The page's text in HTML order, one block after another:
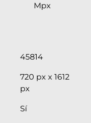
Mpx
45814
720 px x 1612
px
Sí